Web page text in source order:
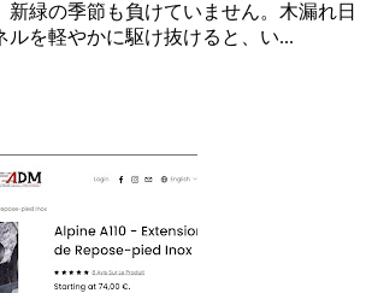
新緑の季節も負けていません。木漏れ日
ルを軽やかに駆け抜けると、い...